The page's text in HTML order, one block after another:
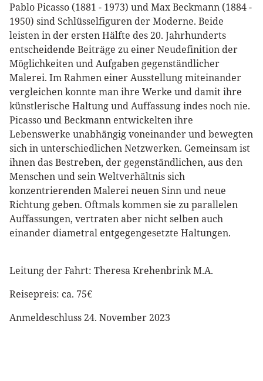
Pablo Picasso (1881 - 1973) und Max Beckmann (1884 -
1950) sind Schlüsselfiguren der Moderne. Beide
leisten in der ersten Hälfte des 20. Jahrhunderts
entscheidende Beiträge zu einer Neudefinition der
Möglichkeiten und Aufgaben gegenständlicher
Malerei. Im Rahmen einer Ausstellung miteinander
vergleichen konnte man ihre Werke und damit ihre
künstlerische Haltung und Auffassung indes noch nie.
Picasso und Beckmann entwickelten ihre
Lebenswerke unabhängig voneinander und bewegten
sich in unterschiedlichen Netzwerken. Gemeinsam ist
ihnen das Bestreben, der gegenständlichen, aus den
Menschen und sein Weltverhältnis sich
konzentrierenden Malerei neuen Sinn und neue
Richtung geben. Oftmals kommen sie zu parallelen
Auffassungen, vertraten aber nicht selben auch
einander diametral entgegengesetzte Haltungen.
Leitung der Fahrt: Theresa Krehenbrink M.A.
Reisepreis: ca. 75€
Anmeldeschluss 24. November 2023